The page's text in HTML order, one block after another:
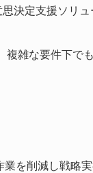
決定支援ソリュ
雑な要件下で
を削減し戦略